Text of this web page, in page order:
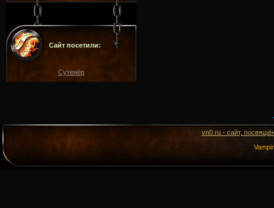
Сайт посетили:
Сутенёр
vn0.ru - сайт,